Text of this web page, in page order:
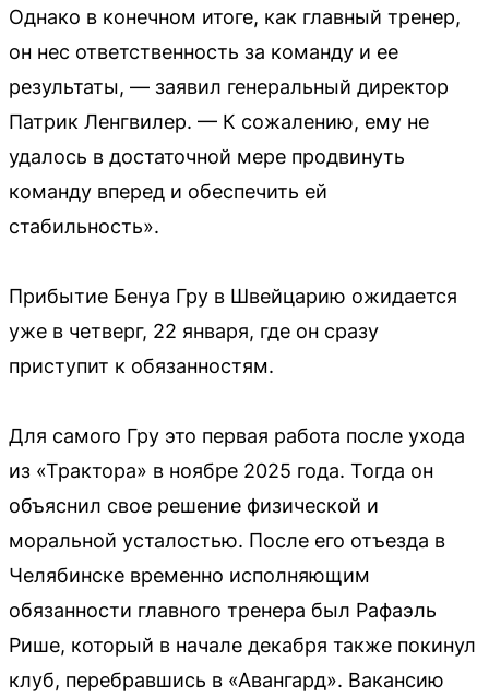
Однако в конечном итоге, как главный тренер,
он нес ответственность за команду и ее
результаты, — заявил генеральный директор
Патрик Ленгвилер. — К сожалению, ему не
удалось в достаточной мере продвинуть
команду вперед и обеспечить ей
стабильность».
Прибытие Бенуа Гру в Швейцарию ожидается
уже в четверг, 22 января, где он сразу
приступит к обязанностям.
Для самого Гру это первая работа после ухода
из «Трактора» в ноябре 2025 года. Тогда он
объяснил свое решение физической и
моральной усталостью. После его отъезда в
Челябинске временно исполняющим
обязанности главного тренера был Рафаэль
Рише, который в начале декабря также покинул
клуб, перебравшись в «Авангард». Вакансию